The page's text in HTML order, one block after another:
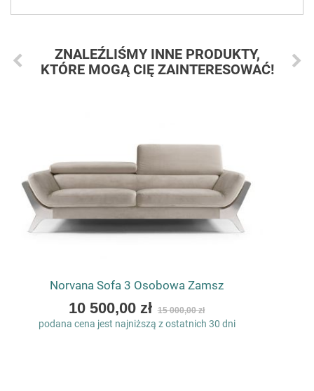
ZNALEŹLIŚMY INNE PRODUKTY,
KTÓRE MOGĄ CIĘ ZAINTERESOWAĆ!
Norvana Sofa 3 Osobowa Zamsz
As
low
10 500,00 zł 15 000,00 zł
podana cena jest najniższą z ostatnich 30 dni